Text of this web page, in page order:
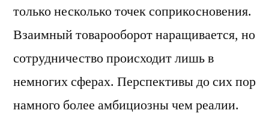
только несколько точек соприкосновения.
Взаимный товарооборот наращивается, но
сотрудничество происходит лишь в
немногих сферах. Перспективы до сих пор
намного более амбициозны чем реалии.